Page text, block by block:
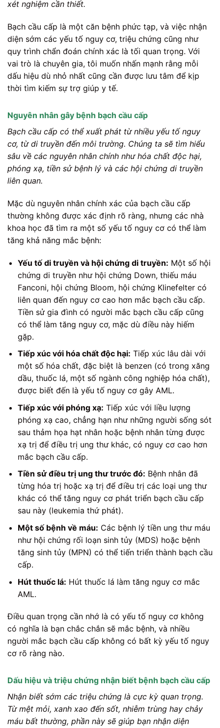
xét nghiệm cần thiết.
Bạch cầu cấp là một căn bệnh phức tạp, và việc nhận
diện sớm các yếu tố nguy cơ, triệu chứng cũng như
quy trình chẩn đoán chính xác là tối quan trọng. Với
vai trò là chuyên gia, tôi muốn nhấn mạnh rằng mỗi
dấu hiệu dù nhỏ nhất cũng cần được lưu tâm để kịp
thời tìm kiếm sự trợ giúp y tế.
Nguyên nhân gây bệnh bạch cầu cấp
Bạch cầu cấp có thể xuất phát từ nhiều yếu tố nguy
cơ, từ di truyền đến môi trường. Chúng ta sẽ tìm hiểu
sâu về các nguyên nhân chính như hóa chất độc hại,
phóng xạ, tiền sử bệnh lý và các hội chứng di truyền
liên quan.
Mặc dù nguyên nhân chính xác của bạch cầu cấp
thường không được xác định rõ ràng, nhưng các nhà
khoa học đã tìm ra một số yếu tố nguy cơ có thể làm
tăng khả năng mắc bệnh:
Yếu tố di truyền và hội chứng di truyền: Một số hội
chứng di truyền như hội chứng Down, thiếu máu
Fanconi, hội chứng Bloom, hội chứng Klinefelter có
liên quan đến nguy cơ cao hơn mắc bạch cầu cấp.
Tiền sử gia đình có người mắc bạch cầu cấp cũng
có thể làm tăng nguy cơ, mặc dù điều này hiếm
gặp.
Tiếp xúc với hóa chất độc hại: Tiếp xúc lâu dài với
một số hóa chất, đặc biệt là benzen (có trong xăng
dầu, thuốc lá, một số ngành công nghiệp hóa chất),
được biết đến là yếu tố nguy cơ gây AML.
Tiếp xúc với phóng xạ: Tiếp xúc với liều lượng
phóng xạ cao, chẳng hạn như những người sống sót
sau thảm họa hạt nhân hoặc bệnh nhân từng được
xạ trị để điều trị ung thư khác, có nguy cơ cao hơn
mắc bạch cầu cấp.
Tiền sử điều trị ung thư trước đó: Bệnh nhân đã
từng hóa trị hoặc xạ trị để điều trị các loại ung thư
khác có thể tăng nguy cơ phát triển bạch cầu cấp
sau này (leukemia thứ phát).
Một số bệnh về máu: Các bệnh lý tiền ung thư máu
như hội chứng rối loạn sinh tủy (MDS) hoặc bệnh
tăng sinh tủy (MPN) có thể tiến triển thành bạch cầu
cấp.
Hút thuốc lá: Hút thuốc lá làm tăng nguy cơ mắc
AML.
Điều quan trọng cần nhớ là có yếu tố nguy cơ không
có nghĩa là bạn chắc chắn sẽ mắc bệnh, và nhiều
người mắc bạch cầu cấp không có bất kỳ yếu tố nguy
cơ rõ ràng nào.
Dấu hiệu và triệu chứng nhận biết bệnh bạch cầu cấp
Nhận biết sớm các triệu chứng là cực kỳ quan trọng.
Từ mệt mỏi, xanh xao đến sốt, nhiễm trùng hay chảy
máu bất thường, phần này sẽ giúp bạn nhận diện